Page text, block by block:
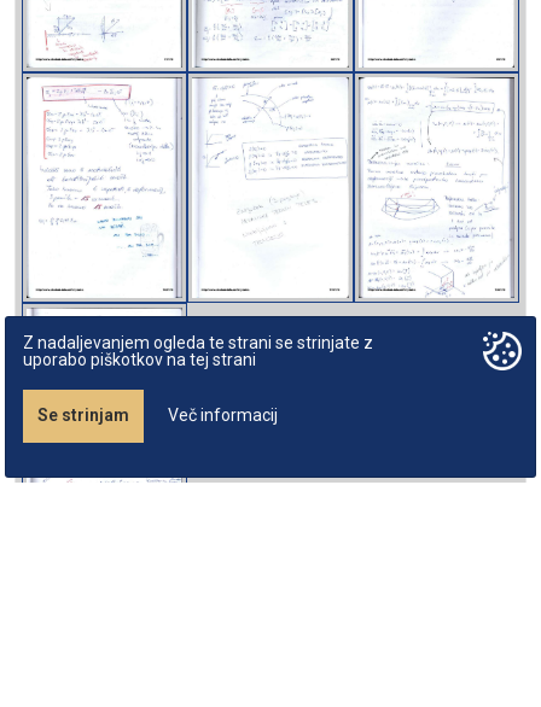
Z nadaljevanjem ogleda te strani se strinjate z
uporabo piškotkov na tej strani
Se strinjam Več informacij